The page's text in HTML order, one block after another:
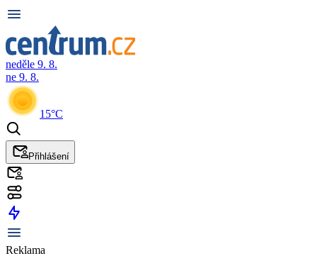
neděle 9. 8.
ne 9. 8.
15°C
Přihlášení
Reklama